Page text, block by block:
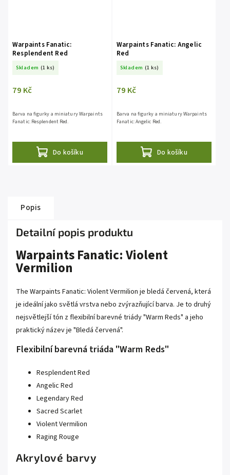
Warpaints Fanatic:
Resplendent Red
Skladem (1 ks)
79 Kč
Do košíku
Barva na figurky a miniatury Warpaints
Fanatic: Resplendent Red.
Warpaints Fanatic: Angelic
Red
Skladem (1 ks)
79 Kč
Do košíku
Barva na figurky a miniatury Warpaints
Fanatic: Angelic Red.
Popis
Detailní popis produktu
Warpaints Fanatic: Violent
Vermilion
The Warpaints Fanatic: Violent Vermilion je bledá červená, která
je ideální jako světlá vrstva nebo zvýrazňující barva. Je to druhý
nejsvětlejší tón z flexibilní barevné triády "Warm Reds" a jeho
praktický název je "Bledá červená".
Flexibilní barevná triáda "Warm Reds"
Resplendent Red
Angelic Red
Legendary Red
Sacred Scarlet
Violent Vermilion
Raging Rouge
Akrylové barvy